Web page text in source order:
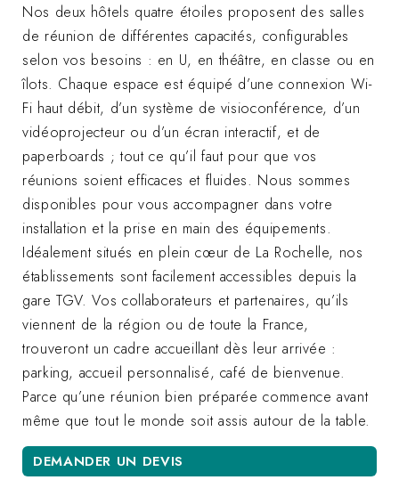
Nos deux hôtels quatre étoiles proposent des salles
de réunion de différentes capacités, configurables
selon vos besoins : en U, en théâtre, en classe ou en
îlots. Chaque espace est équipé d’une connexion Wi-
Fi haut débit, d’un système de visioconférence, d’un
vidéoprojecteur ou d’un écran interactif, et de
paperboards ; tout ce qu’il faut pour que vos
réunions soient efficaces et fluides. Nous sommes
disponibles pour vous accompagner dans votre
installation et la prise en main des équipements.
Idéalement situés en plein cœur de La Rochelle, nos
établissements sont facilement accessibles depuis la
gare TGV. Vos collaborateurs et partenaires, qu’ils
viennent de la région ou de toute la France,
trouveront un cadre accueillant dès leur arrivée :
parking, accueil personnalisé, café de bienvenue.
Parce qu’une réunion bien préparée commence avant
même que tout le monde soit assis autour de la table.
DEMANDER UN DEVIS